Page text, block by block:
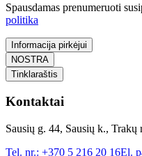
Spausdamas prenumeruoti
politika
Informacija pirkėjui
NOSTRA
Tinklaraštis
Kontaktai
Sausių g. 44, Sausių k.,
Tel. nr.: +370 5 216 20 16El.